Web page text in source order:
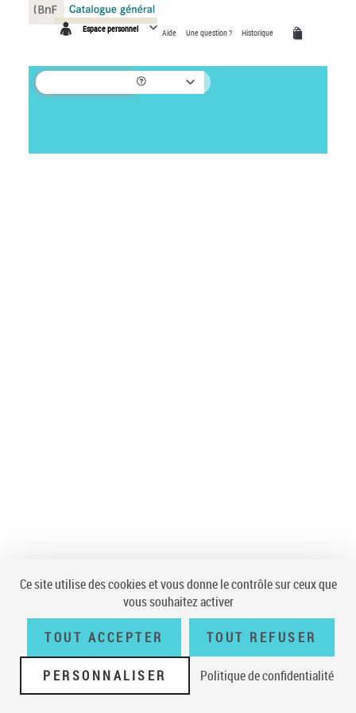
Espace personnel Aide Une question ? Historique
Panneau de gestion des cookies
Ce site utilise des cookies et vous donne le contrôle sur ceux que
vous souhaitez activer
TOUT ACCEPTER TOUT REFUSER
PERSONNALISER Politique de confidentialité